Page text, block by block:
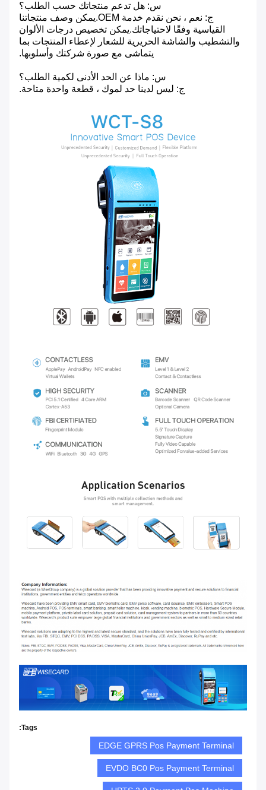
س: هل تدعم منتجاتك حسب الطلب؟
ج: نعم ، نحن نقدم خدمة OEM.يمكن وصف منتجاتنا
القياسية وفقًا لاحتياجاتك.يمكن تخصيص درجات الألوان
والتشطيب والشاشة الحريرية للشعار لإعطاء المنتجات بما
يتماشى مع صورة شركتك وأسلوبها.
س: ماذا عن الحد الأدنى لكمية الطلب؟
ج: ليس لدينا حد لموك ، قطعة واحدة متاحة.
Tags:
EDGE GPRS Pos Payment Terminal
EVDO BC0 Pos Payment Terminal